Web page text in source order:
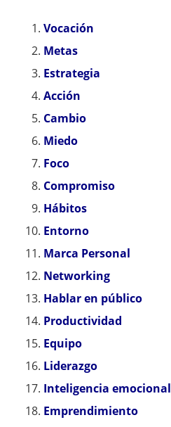
Vocación
Metas
Estrategia
Acción
Cambio
Miedo
Foco
Compromiso
Hábitos
Entorno
Marca Personal
Networking
Hablar en público
Productividad
Equipo
Liderazgo
Inteligencia emocional
Emprendimiento